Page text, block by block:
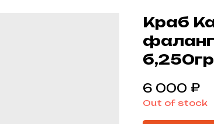
Краб
6 000 ₽
Out of stock